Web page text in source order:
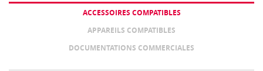
ACCESSOIRES COMPATIBLES
APPAREILS COMPATIBLES
DOCUMENTATIONS COMMERCIALES